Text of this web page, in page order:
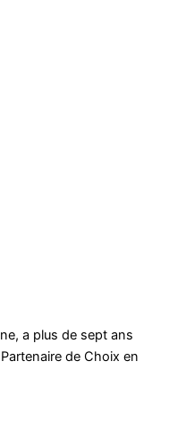
a plus de sept ans
de Choix en